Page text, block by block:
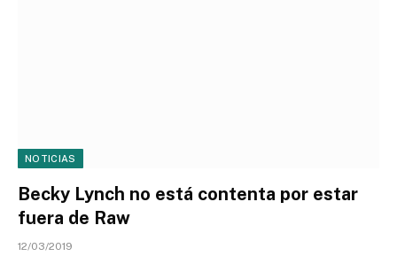
NOTICIAS
Becky Lynch no está contenta por estar
fuera de Raw
12/03/2019